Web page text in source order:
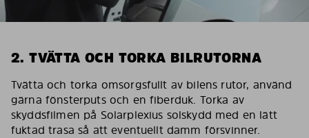
2. TVÄTTA OCH TORKA BILRUTORNA
Tvätta och torka omsorgsfullt av bilens rutor, använd
gärna fönsterputs och en fiberduk. Torka av
skyddsfilmen på Solarplexius solskydd med en lätt
fuktad trasa så att eventuellt damm försvinner.